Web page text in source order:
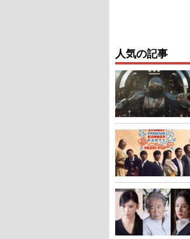
人気の記事